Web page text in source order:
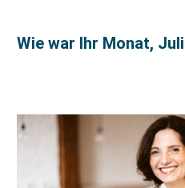
Wie war Ihr Monat,